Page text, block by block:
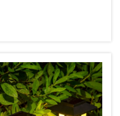
de fazer isso é
para jardins.
externas e
a estadia. Com a